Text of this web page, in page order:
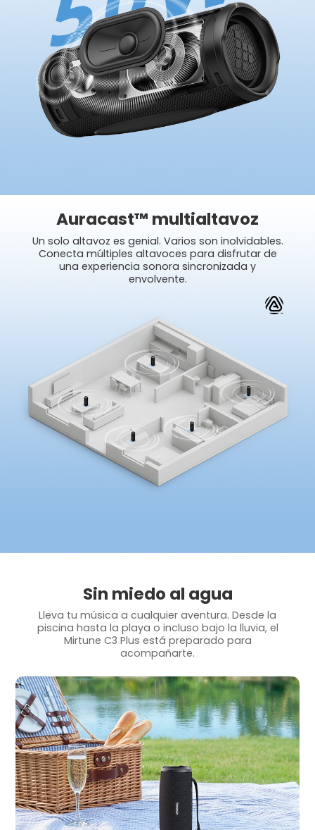
Auracast™ multialtavoz
Un solo altavoz es genial. Varios son inolvidables.
Conecta múltiples altavoces para disfrutar de
una experiencia sonora sincronizada y
envolvente.
Sin miedo al agua
Lleva tu música a cualquier aventura. Desde la
piscina hasta la playa o incluso bajo la lluvia, el
Mirtune C3 Plus está preparado para
acompañarte.